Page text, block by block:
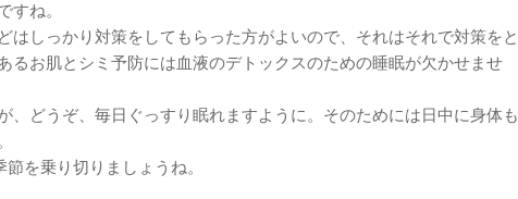
すね。
はしっかり対策をしてもらった方がよいので、それはそれで対策をと
るお肌とシミ予防には血液のデトックスのための睡眠が欠かせませ
、どうぞ、毎日ぐっすり眠れますように。そのためには日中に身体も
を乗り切りましょうね。